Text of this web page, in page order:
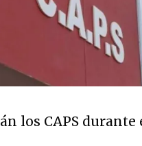
los CAPS durante